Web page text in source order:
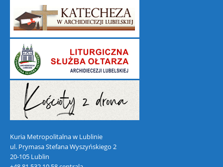
Kuria Metropolitalna w Lublinie
ul. Prymasa Stefana Wyszyńskiego 2
20-105 Lublin